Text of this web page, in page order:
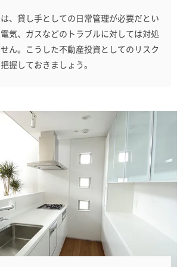
、貸し手としての日常管理が必要だとい
気、ガスなどのトラブルに対しては対処
ん。こうした不動産投資としてのリスク
握しておきましょう。